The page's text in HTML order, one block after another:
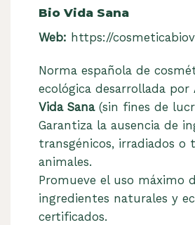
Bio Vida Sana
Web: https://
Norma española de
ecológica desarrollada por
Vida Sana(sin fines de
Garantiza la ausencia de
transgénicos, irradiados o
animales.
Promueve el uso máximo
ingredientes naturales y
certificados.